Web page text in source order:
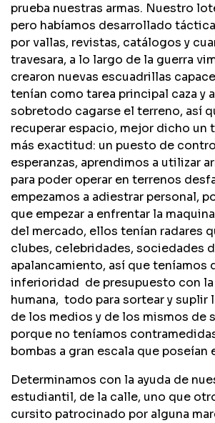
prueba nuestras armas. Nuestro
pero habíamos desarrollado
por vallas, revistas, catálogos y
travesara, a lo largo de la guerra
crearon nuevas escuadrillas
tenían como tarea principal caza y
sobretodo cagarse el terreno, así
recuperar espacio, mejor dicho un
más exactitud: un puesto de
esperanzas, aprendimos a utilizar
para poder operar en terrenos
empezamos a adiestrar personal,
que empezar a enfrentar la
del mercado, ellos tenían radares
clubes, celebridades, sociedades
apalancamiento, así que teníamos
inferioridad de presupuesto con
humana, todo para sortear y suplir
de los medios y de los mismos de
porque no teníamos
bombas a gran escala que poseían
Determinamos con la ayuda de
estudiantil, de la calle, uno que
cursito patrocinado por alguna